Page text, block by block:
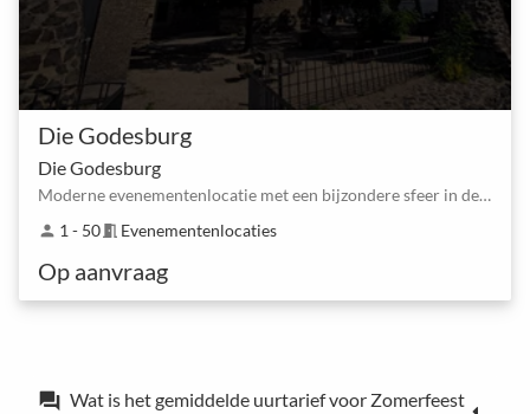
Die Godesburg
Die Godesburg
Moderne evenementenlocatie met een bijzondere sfeer in de buurt van Bonn Bonner Str.
person 1 - 50meeting_room Evenementenlocaties
Op aanvraag
forum Wat is het gemiddelde uurtarief voor Zomerfeest